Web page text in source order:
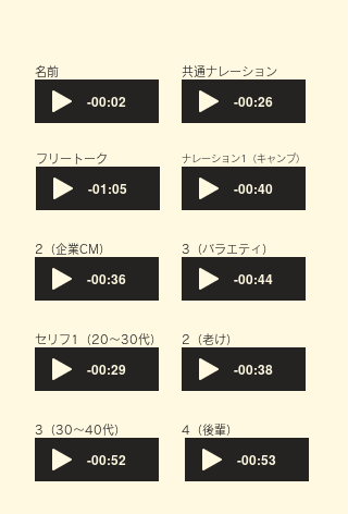
​名前
-00:02
共通ナレーション
-00:26
フリートーク
-01:05
​ナレーション1（キャンプ）
-00:40
​2（企業CM）
-00:36
​3（バラエティ）
-00:44
セリフ1（20～30代）
-00:29
​2（老け）
-00:38
​3（30～40代）
-00:52
​4（後輩）
-00:53